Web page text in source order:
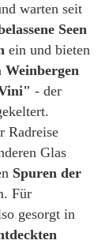
warten seit
Seen
ein und bieten
Weinbergen
- der
Radreise
Glas
Spuren der
Für
gesorgt in